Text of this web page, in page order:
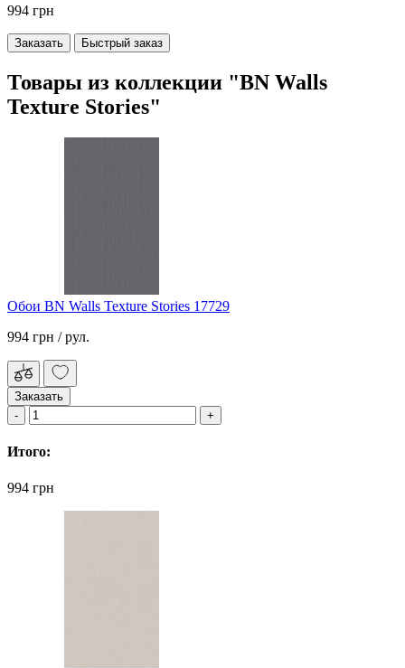
994 грн
Заказать Быстрый заказ
Товары из коллекции "BN Walls
Texture Stories"
Обои BN Walls Texture Stories 17729
994 грн / рул.
Заказать
Итого:
994 грн